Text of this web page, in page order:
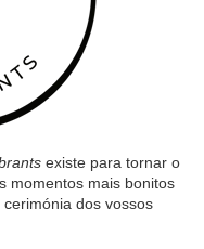
existe para tornar o
momentos mais bonitos
dos vossos